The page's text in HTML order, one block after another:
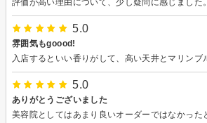
5.0
雰囲気もgoood!
5.0
ありがとうございました